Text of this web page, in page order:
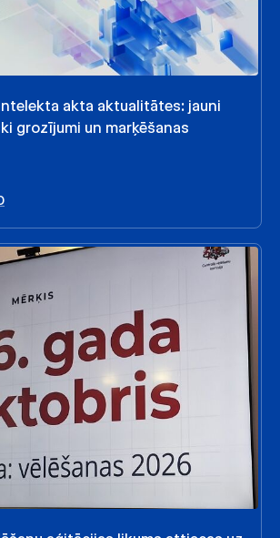
akta aktualitātes: jauni
grozījumi un marķēšanas